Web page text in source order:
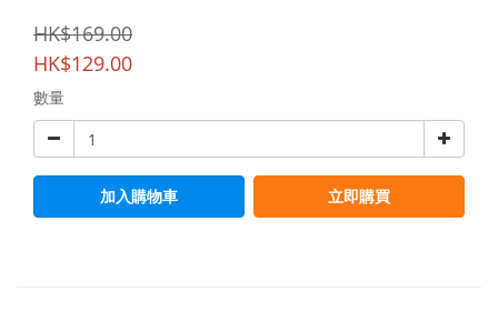
HK$169.00
HK$129.00
數量
加入購物車 立即購買